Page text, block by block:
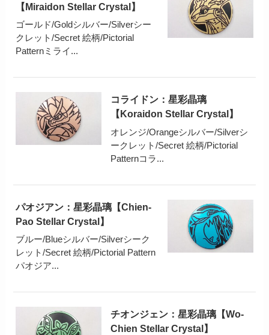
【Miraidon Stellar Crystal】
ゴールド/Goldシルバー/Silverシー
クレット/Secret 絵柄/Pictorial
Patternミライ...
コライドン：星彩晶璃
【Koraidon Stellar Crystal】
オレンジ/Orangeシルバー/Silverシ
ークレット/Secret 絵柄/Pictorial
Patternコラ...
パオジアン：星彩晶璃【Chien-
Pao Stellar Crystal】
ブルー/Blueシルバー/Silverシーク
レット/Secret 絵柄/Pictorial Pattern
パオジア...
チオンジェン：星彩晶璃【Wo-
Chien Stellar Crystal】